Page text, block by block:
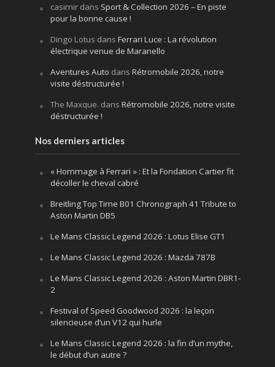
casimirdans Sport & Collection 2026 – En piste
pour la bonne cause !
Dingo Lotus dans Ferrari Luce : La révolution
électrique venue de Maranello
Aventures Auto dans Rétromobile 2026, notre
visite déstructurée !
The Maxque. dans Rétromobile 2026, notre visite
déstructurée !
Nos derniers articles
« Hommage à Ferrari » : Et la Fondation Cartier fit
décoller le cheval cabré
Breitling Top Time B01 Chronograph 41 Tribute to
Aston Martin DB5
Le Mans Classic Legend 2026 : Lotus Elise GT1
Le Mans Classic Legend 2026 : Mazda 787B
Le Mans Classic Legend 2026 : Aston Martin DBR1-
2
Festival of Speed Goodwood 2026 : la leçon
silencieuse d’un V12 qui hurle
Le Mans Classic Legend 2026 : la fin d’un mythe,
le début d’un autre ?